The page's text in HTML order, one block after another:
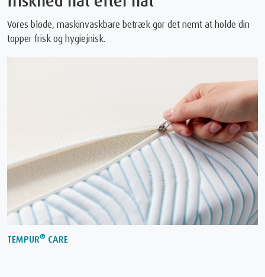
Vores bløde, maskinvaskbare betræk gør det nemt at holde din
topper frisk og hygiejnisk.
TEMPUR® CARE